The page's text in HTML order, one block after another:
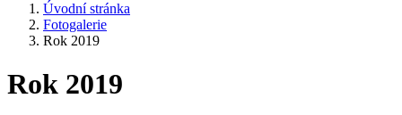
Úvodní stránka
Fotogalerie
Rok 2019
Rok 2019